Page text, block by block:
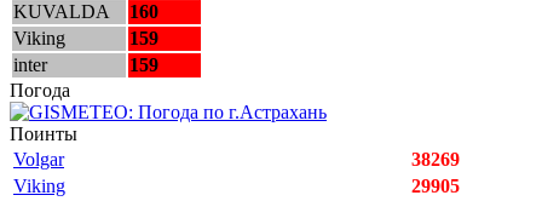
KUVALDA
160
Viking
159
inter
159
Погода
Поинты
Volgar
38269
Viking
29905